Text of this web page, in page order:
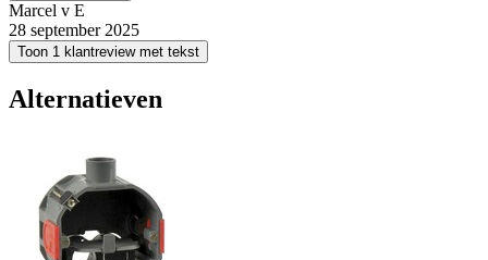
Marcel v E
28 september 2025
Toon 1 klantreview met tekst
Alternatieven